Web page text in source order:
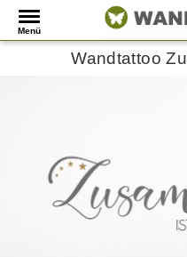
Menü
Wandtattoo